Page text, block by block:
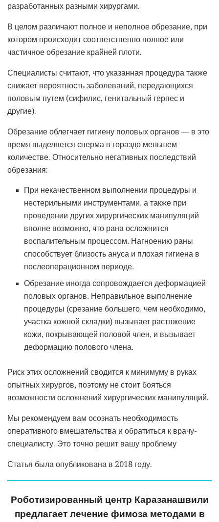
разработанных разными хирургами.
В целом различают полное и неполное обрезание, при
котором происходит соответственно полное или
частичное обрезание крайней плоти.
Специалисты считают, что указанная процедура также
снижает вероятность заболеваний, передающихся
половым путем (сифилис, генитальный герпес и
другие).
Обрезание облегчает гигиену половых органов — в это
время выделяется сперма в гораздо меньшем
количестве. Относительно негативных последствий
обрезания:
При некачественном выполнении процедуры и
нестерильными инструментами, а также при
проведении других хирургических манипуляций
вполне возможно, что рана осложнится
воспалительным процессом. Нагноению раны
способствует близость ануса и плохая гигиена в
послеоперационном периоде.
Обрезание иногда сопровождается деформацией
половых органов. Неправильное выполнение
процедуры (срезание большего, чем необходимо,
участка кожной складки) вызывает растяжение
кожи, покрывающей половой член, и вызывает
деформацию полового члена.
Риск этих осложнений сводится к минимуму в руках
опытных хирургов, поэтому не стоит бояться
возможности осложнений хирургических манипуляций.
Мы рекомендуем вам осознать необходимость
оперативного вмешательства и обратиться к врачу-
специалисту. Это точно решит вашу проблему
Статья была опубликована в 2018 году.
Роботизированный центр Каразанашвили
предлагает лечение фимоза методами в